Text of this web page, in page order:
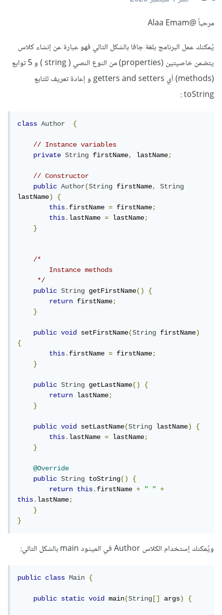
مرحباً@Alaa Emam
يُمكنك عمل البرنامج بلغة جافا بالشكل التالي فهو عبارة عن إنشاء كلاس
يتضمن خاصيتين (properties) من النوع النصي ( string ) و 5 توابع
(methods) أي getters and setters و إعادة تعريف للتابع
toString :
class Author {
// Instance variables
private
String firstName, lastName;
// Constructor
public
Author(String firstName,
String
lastName)
{
this.firstName = firstName;
this.lastName = lastName;
}
/*
        Instance methods
     */
public
String getFirstName()
{
return firstName;
}
public void setFirstName(String firstName)
{
this.firstName = firstName;
}
public String getLastName()
{
return lastName;
}
public void setLastName(String lastName)
{
this.lastName = lastName;
}
@Override
public
String toString()
{
return
this.firstName + " "
+
this.lastName;
}
}
ويُمكنك إستخدام الكلاس Author في الميثود main بالشكل التالي:
public class Main {
public static void main(String [] args) {